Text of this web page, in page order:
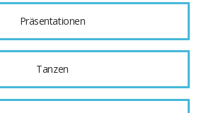
Präsentationen
Tanzen